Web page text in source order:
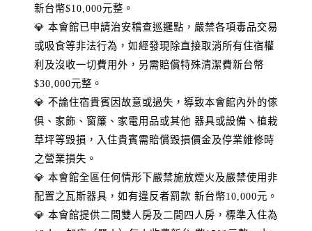
新台幣$10,000元整。
💎 本會館已申請治安稽查巡邏點，嚴禁各項毒品交易
或吸食等非法行為，如經發現除直接取消所有住宿權
利及沒收一切費用外，另需賠償特殊清潔費新台幣
$30,000元整。
💎 不論住宿貴賓因故意或過失，導致本會館內外的傢
俱、家飾、窗簾、家電用品或其他 器具或設備ヽ植栽
草坪等毀損，入住貴賓需賠償毀損價金及停業維修時
之營業損失。
💎 本會館全區任何情形下嚴禁施放煙火及嚴禁使用非
配置之瓦斯器具，如有違反者罰款 新台幣10,000元。
💎 本會館提供二間雙人房及二間四人房，標準入住為